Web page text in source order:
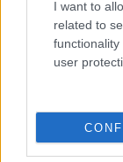
I want to
related to
user
Etihad
conexión